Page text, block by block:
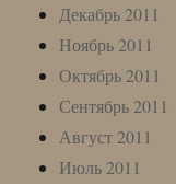
Декабрь 2011
Ноябрь 2011
Октябрь 2011
Сентябрь 2011
Август 2011
Июль 2011